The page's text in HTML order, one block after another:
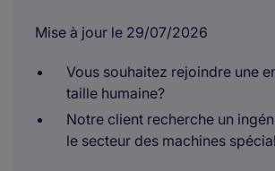
Mise à jour le 29/07/2026
Vous souhaitez rejoindre une
taille humaine?
Notre client recherche un
le secteur des machines